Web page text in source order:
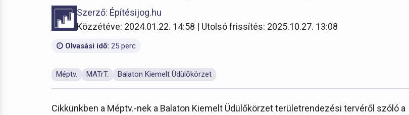
Szerző: Építésijog.hu
Közzétéve: 2024.01.22. 14:58 | Utolsó frissítés: 2025.10.27. 13:08
Olvasási idő: 25 perc
Méptv. MATrT. Balaton Kiemelt Üdülőkörzet
Cikkünkben a Méptv.-nek a Balaton Kiemelt Üdülőkörzet területrendezési tervéről szóló a